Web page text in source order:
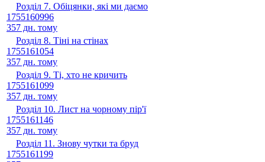
Розділ 7. Обіцянки, які ми даємо
1755160996
357 дн. тому
Розділ 8. Тіні на стінах
1755161054
357 дн. тому
Розділ 9. Ті, хто не кричить
1755161099
357 дн. тому
Розділ 10. Лист на чорному пір'ї
1755161146
357 дн. тому
Розділ 11. Знову чутки та бруд
1755161199